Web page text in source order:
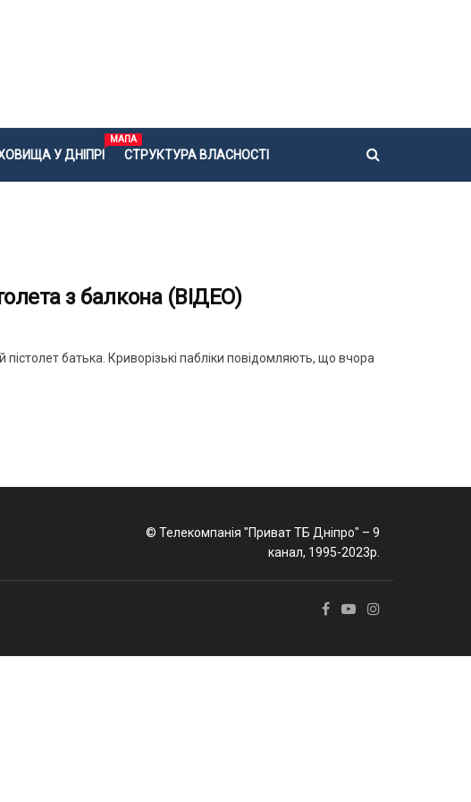
У ДНІПРІ
МАПА
СТРУКТУРА ВЛАСНОСТІ
з балкона (ВІДЕО)
батька. Криворізькі пабліки повідомляють, що вчора
© Телекомпанія "Приват ТБ Дніпро" – 9
канал, 1995-2023р.